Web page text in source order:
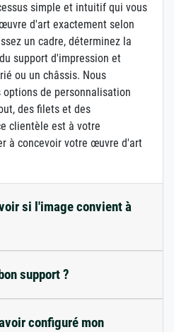
simple et intuitif qui vous
d'art exactement selon
un cadre, déterminez la
support d'impression et
ou un châssis. Nous
de personnalisation
des filets et des
clientèle est à votre
à concevoir votre œuvre d'art
si l'image convient à
support ?
configuré mon